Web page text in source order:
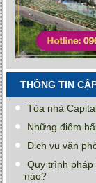
THÔNG TIN
Tòa nhà
Những điểm
Dịch vụ văn
Quy trình
nào?